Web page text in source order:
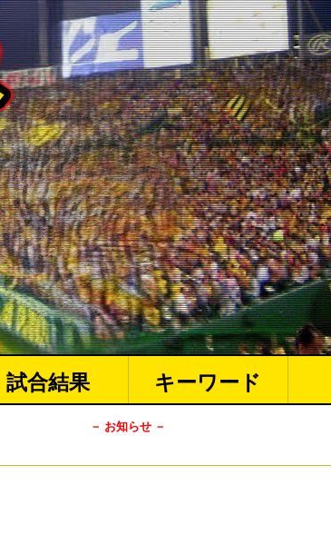
試合結果 キーワード
－ お知らせ －